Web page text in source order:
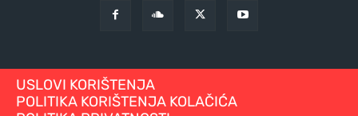
USLOVI KORIŠTENJA
POLITIKA KORIŠTENJA KOLAČIĆA